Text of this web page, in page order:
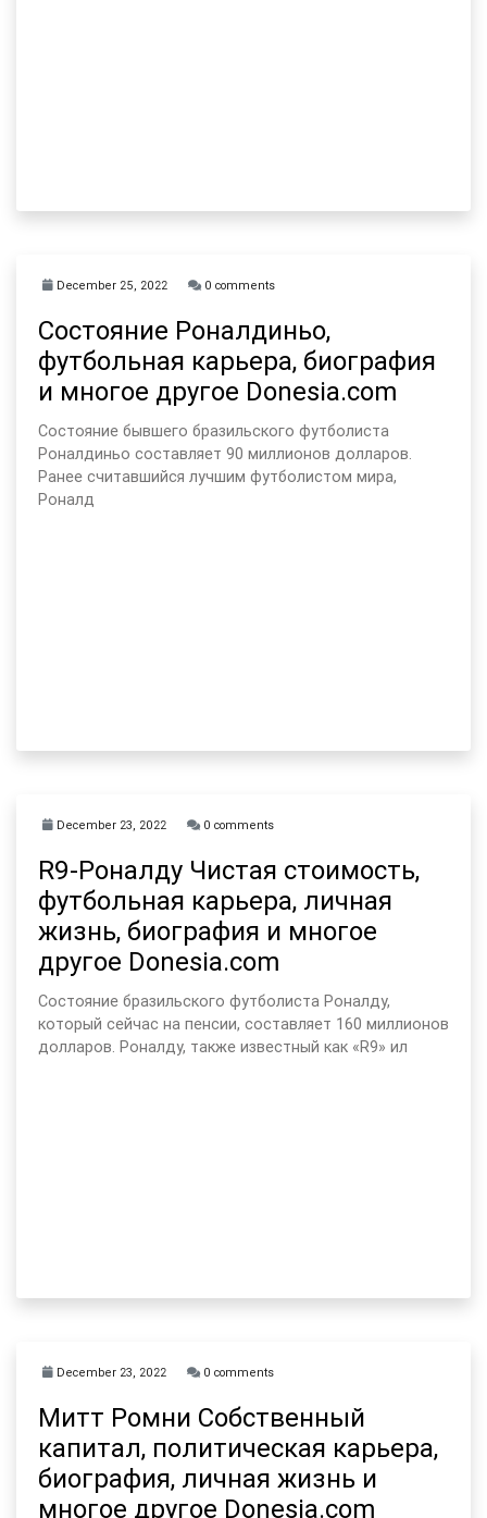
December 25, 2022 0 comments
Состояние Роналдиньо,
футбольная карьера, биография
и многое другое Donesia.com
Состояние бывшего бразильского футболиста
Роналдиньо составляет 90 миллионов долларов.
Ранее считавшийся лучшим футболистом мира,
Роналд
December 23, 2022 0 comments
R9-Роналду Чистая стоимость,
футбольная карьера, личная
жизнь, биография и многое
другое Donesia.com
Состояние бразильского футболиста Роналду,
который сейчас на пенсии, составляет 160 миллионов
долларов. Роналду, также известный как «R9» ил
December 23, 2022 0 comments
Митт Ромни Собственный
капитал, политическая карьера,
биография, личная жизнь и
многое другое Donesia.com